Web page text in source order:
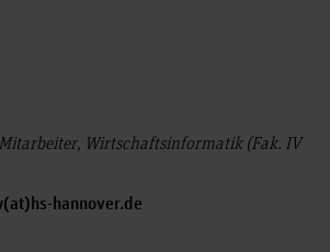
Wirtschaftsinformatik (Fak. IV
hannover.de